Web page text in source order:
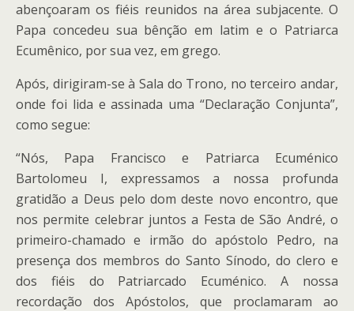
abençoaram os fiéis reunidos na área subjacente. O
Papa concedeu sua bênção em latim e o Patriarca
Ecumênico, por sua vez, em grego.
Após, dirigiram-se à Sala do Trono, no terceiro andar,
onde foi lida e assinada uma “Declaração Conjunta”,
como segue:
“Nós, Papa Francisco e Patriarca Ecuménico
Bartolomeu I, expressamos a nossa profunda
gratidão a Deus pelo dom deste novo encontro, que
nos permite celebrar juntos a Festa de São André, o
primeiro-chamado e irmão do apóstolo Pedro, na
presença dos membros do Santo Sínodo, do clero e
dos fiéis do Patriarcado Ecuménico. A nossa
recordação dos Apóstolos, que proclamaram ao